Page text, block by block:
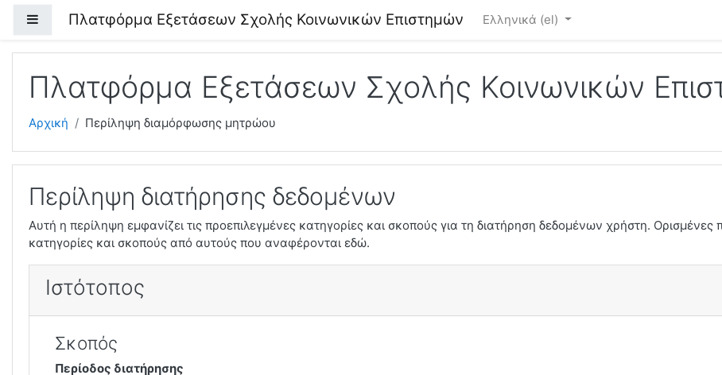
Πλευρικός πίνακας
Πλατφόρμα Εξετάσεων Σχολής Κοινωνικών Επιστημών Ελληνικά ‎(el)‎
Πλατφόρμα Εξετάσεων Σχολής Κοινωνικών
Αρχική Περίληψη διαμόρφωσης μητρώου
Περίληψη διατήρησης δεδομένων
Αυτή η περίληψη εμφανίζει τις προεπιλεγμένες κατηγορίες και σκοπούς για τη διατήρηση δεδομένων χρήστη. Ορισμένες
κατηγορίες και σκοπούς από αυτούς που αναφέρονται εδώ.
Ιστότοπος
Σκοπός
Περίοδος διατήρησης